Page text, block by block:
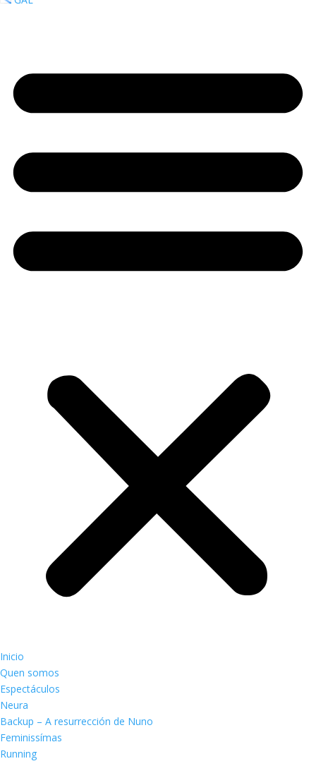
Inicio
Quen somos
Espectáculos
Neura
Backup – A resurrección de Nuno
Feminissímas
Running